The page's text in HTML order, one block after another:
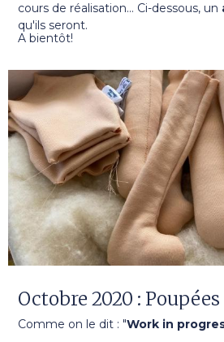
cours de réalisation... Ci-dessous, un
qu'ils seront.
A bientôt!
Octobre 2020 :
Comme on le dit : "Work in